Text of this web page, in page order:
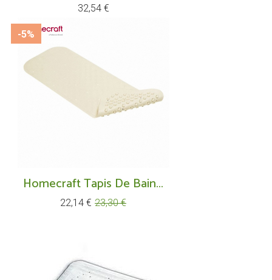
Prix
32,54 €
Homecraft Tapis De Bain...
Prix
22,14 € Prix
23,30 €
-5%